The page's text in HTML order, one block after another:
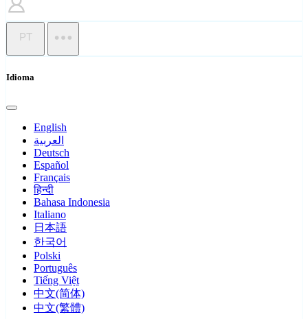
PT
Idioma
English
العربية
Deutsch
Español
Français
हिन्दी
Bahasa Indonesia
Italiano
日本語
한국어
Polski
Português
Tiếng Việt
中文(简体)
中文(繁體)